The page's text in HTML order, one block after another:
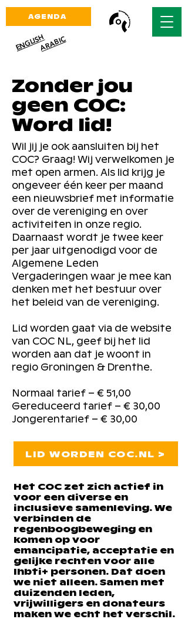
AGENDA
ENGLISHARABIC
Zonder jou
geen COC:
Word lid!
Wil jij je ook aansluiten bij het
COC? Graag! Wij verwelkomen je
met open armen. Als lid krijg je
ongeveer één keer per maand
een nieuwsbrief met informatie
over de vereniging en over
activiteiten in onze regio.
Daarnaast wordt je twee keer
per jaar uitgenodigd voor de
Algemene Leden
Vergaderingen waar je mee kan
denken met het bestuur over
het beleid van de vereniging.
Lid worden gaat via de website
van COC NL, geef bij het lid
worden aan dat je woont in
regio Groningen & Drenthe.
Normaal tarief – € 51,00
Gereduceerd tarief – € 30,00
Jongerentarief – € 30,00
LID WORDEN COC.NL >
Het COC zet zich actief in
voor een diverse en
inclusieve samenleving. We
verbinden de
regenboogbeweging en
komen op voor
emancipatie, acceptatie en
gelijke rechten voor alle
lhbti+ personen. Dat doen
we niet alleen. Samen met
duizenden leden,
vrijwilligers en donateurs
maken we echt het verschil.